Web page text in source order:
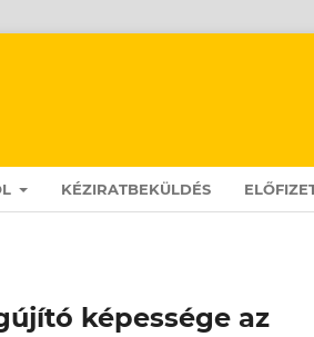
KÉZIRATBEKÜLDÉS
képessége az